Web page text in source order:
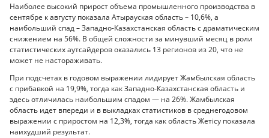
Наиболее высокий прирост объема промышленного производства в
сентябре к августу показала Атырауская область – 10,6%, а
наибольший спад – Западно-Казахстанская область с драматическим
снижением на 56%. В общей сложности за минувший месяц в роли
статистических аутсайдеров оказались 13 регионов из 20, что не
может не настораживать.
При подсчетах в годовом выражении лидирует Жамбылская область
с прибавкой на 19,9%, тогда как Западно-Казахстанская область и
здесь отличилась наибольшим спадом — на 26%. Жамбылская
область идет впереди и в выкладках статистиков в среднегодовом
выражении с приростом на 12,3%, тогда как область Жетісу показала
наихудший результат.